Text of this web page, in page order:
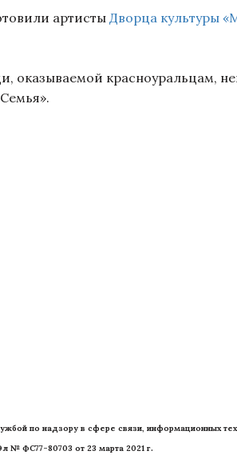
артисты Дворца культуры
красноуральцам,
по надзору в сфере связи, информационных
№ ФС77-80703 от 23 марта 2021 г.